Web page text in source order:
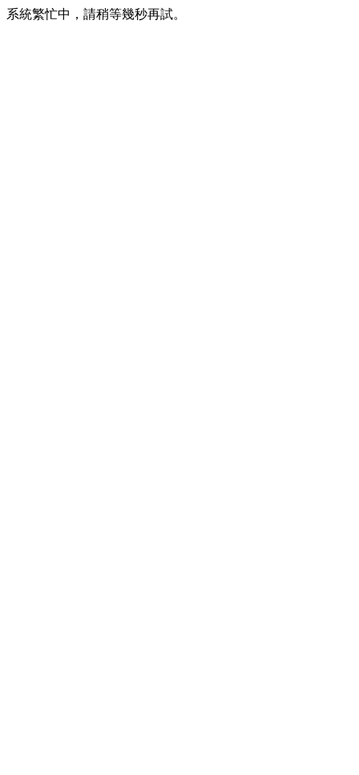
系統繁忙中，請稍等幾秒再試。